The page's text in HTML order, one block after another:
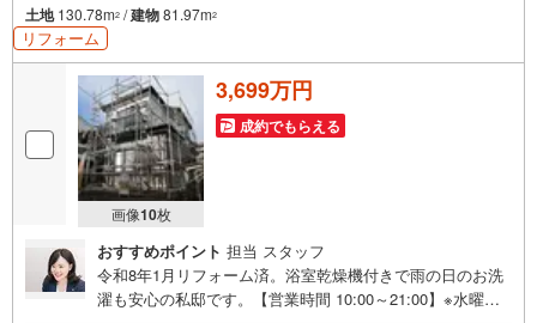
土地130.78m2 /建物81.97m2
リフォーム
画像10枚
3,699万円
成約でもらえる
おすすめポイント 担当 スタッフ
令和8年1月リフォーム済。浴室乾燥機付きで雨の日のお洗
濯も安心の私邸です。【営業時間 10:00～21:00】※水曜定